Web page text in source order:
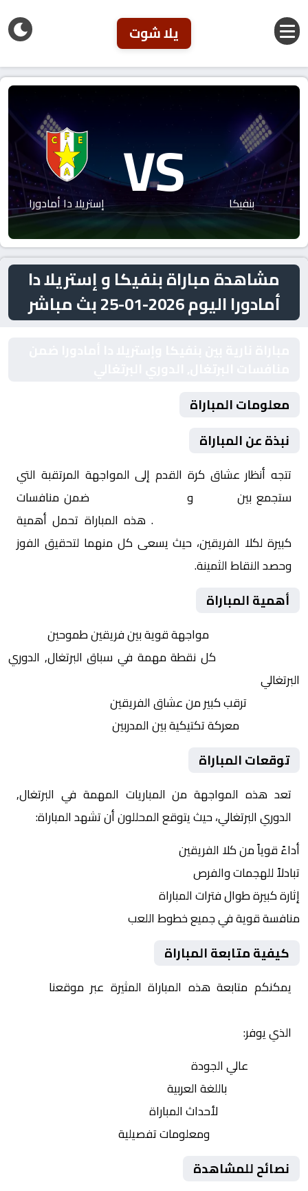
يلا شوت
بنفيكا VS إستريلا دا أمادورا
مشاهدة مباراة بنفيكا و إستريلا دا
أمادورا اليوم 2026-01-25 بث مباشر
معلومات المباراة
نبذة عن المباراة
تتجه أنظار عشاق كرة القدم إلى المواجهة المرتقبة التي
ستجمع بين
و
ضمن منافسات
. هذه المباراة تحمل أهمية
كبيرة لكلا الفريقين، حيث يسعى كل منهما لتحقيق الفوز
وحصد النقاط الثمينة.
أهمية المباراة
مواجهة قوية بين فريقين طموحين
كل نقطة مهمة في سباق البرتغال, الدوري
البرتغالي
ترقب كبير من عشاق الفريقين
معركة تكتيكية بين المدربين
توقعات المباراة
تعد هذه المواجهة من المباريات المهمة في البرتغال,
الدوري البرتغالي، حيث يتوقع المحللون أن تشهد المباراة:
أداءً قوياً من كلا الفريقين
تبادلاً للهجمات والفرص
إثارة كبيرة طوال فترات المباراة
منافسة قوية في جميع خطوط اللعب
كيفية متابعة المباراة
يمكنكم متابعة هذه المباراة المثيرة عبر موقعنا
الذي يوفر:
عالي الجودة
باللغة العربية
لأحداث المباراة
ومعلومات تفصيلية
نصائح للمشاهدة